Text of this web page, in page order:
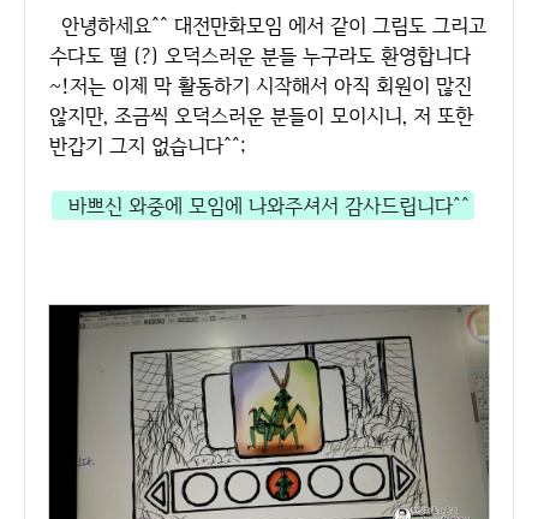
안녕하세요^^ 대전만화모임 에서 같이 그림도 그리고
수다도 떨 (?) 오덕스러운 분들 누구라도 환영합니다
~!저는 이제 막 활동하기 시작해서 아직 회원이 많진
않지만, 조금씩 오덕스러운 분들이 모이시니, 저 또한
반갑기 그지 없습니다^^;
바쁘신 와중에 모임에 나와주셔서 감사드립니다^^